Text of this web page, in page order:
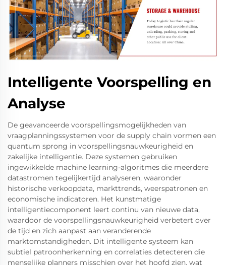
Intelligente Voorspelling en
Analyse
De geavanceerde voorspellingsmogelijkheden van
vraagplanningssystemen voor de supply chain vormen een
quantum sprong in voorspellingsnauwkeurigheid en
zakelijke intelligentie. Deze systemen gebruiken
ingewikkelde machine learning-algoritmes die meerdere
datastromen tegelijkertijd analyseren, waaronder
historische verkoopdata, markttrends, weerspatronen en
economische indicatoren. Het kunstmatige
intelligentiecomponent leert continu van nieuwe data,
waardoor de voorspellingsnauwkeurigheid verbetert over
de tijd en zich aanpast aan veranderende
marktomstandigheden. Dit intelligente systeem kan
subtiel patroonherkenning en correlaties detecteren die
menselijke planners misschien over het hoofd zien, wat